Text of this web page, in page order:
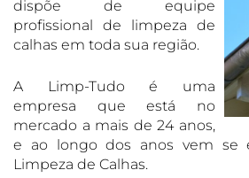
dispõe de equipe
profissional de limpeza de
calhas em toda sua região.
A Limp-Tudo é uma
empresa que está no
mercado a mais de 24 anos,
e ao longo dos anos vem se
Limpeza de Calhas.